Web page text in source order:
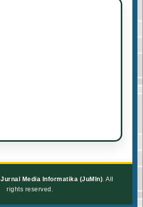
Jurnal Media Informatika (JuMIn) . All
rights reserved.